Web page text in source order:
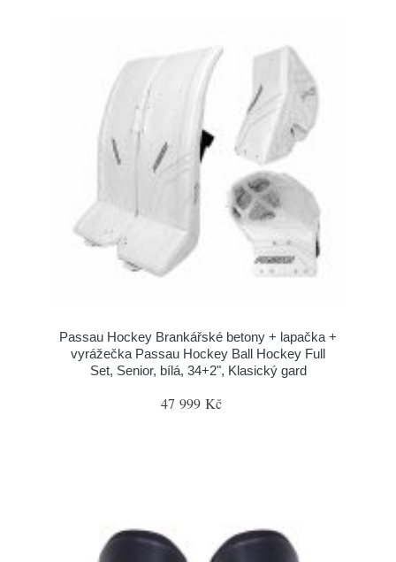
Passau Hockey Brankářské betony + lapačka +
vyrážečka Passau Hockey Ball Hockey Full
Set, Senior, bílá, 34+2", Klasický gard
47 999 Kč